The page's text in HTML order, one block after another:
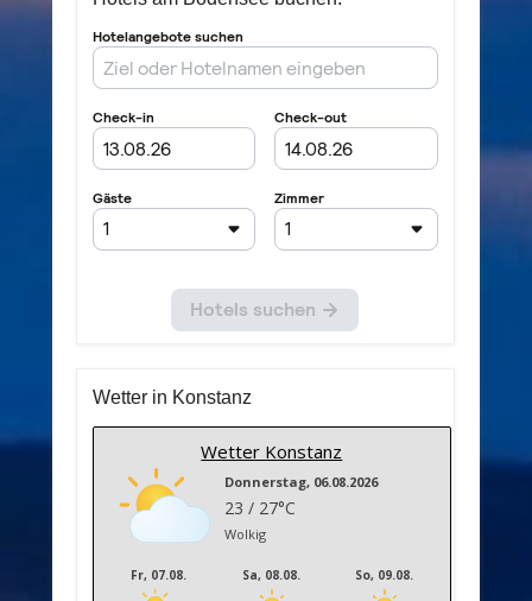
Wetter in Konstanz
Wetter Konstanz
Donnerstag, 06.08.2026
23 / 27°C
Wolkig
Fr, 07.08. Sa, 08.08. So, 09.08.